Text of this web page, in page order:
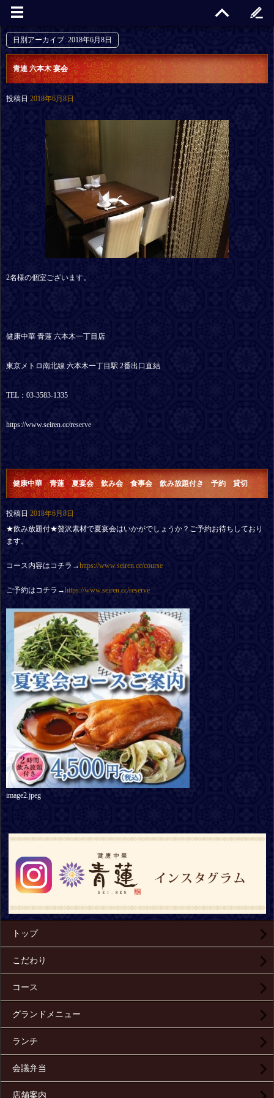
日別アーカイブ: 2018年6月8日
青連 六本木 宴会
投稿日 2018年6月8日
2名様の個室ございます。
健康中華 青蓮 六本木一丁目店
東京メトロ南北線 六本木一丁目駅 2番出口直結
TEL：03-3583-1335
https://www.seiren.cc/reserve
健康中華 青蓮 夏宴会 飲み会 食事会 飲み放題付き 予約 貸切
投稿日 2018年6月8日
★飲み放題付★贅沢素材で夏宴会はいかがでしょうか？ご予約お待ちしており
ます。
コース内容はコチラ→https://www.seiren.cc/course
ご予約はコチラ→https://www.seiren.cc/reserve
image2.jpeg
トップ
こだわり
コース
グランドメニュー
ランチ
会議弁当
店舗案内